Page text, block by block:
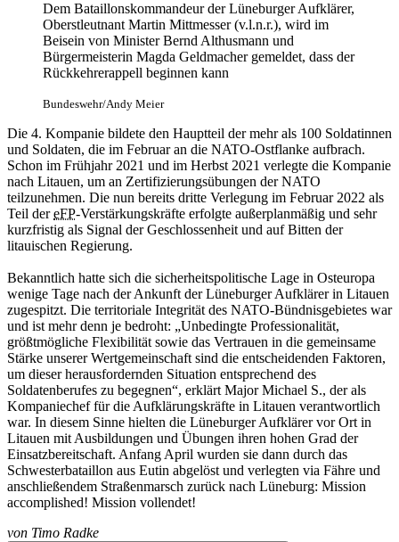
Dem Bataillonskommandeur der Lüneburger Aufklärer,
Oberstleutnant Martin Mittmesser (v.l.n.r.), wird im
Beisein von Minister Bernd Althusmann und
Bürgermeisterin Magda Geldmacher gemeldet, dass der
Rückkehrerappell beginnen kann
Bundeswehr/Andy Meier
Die 4. Kompanie bildete den Hauptteil der mehr als 100 Soldatinnen
und Soldaten, die im Februar an die NATO-Ostflanke aufbrach.
Schon im Frühjahr 2021 und im Herbst 2021 verlegte die Kompanie
nach Litauen, um an Zertifizierungsübungen der NATO
teilzunehmen. Die nun bereits dritte Verlegung im Februar 2022 als
Teil dereFP-Verstärkungskräfte erfolgte außerplanmäßig und sehr
kurzfristig als Signal der Geschlossenheit und auf Bitten der
litauischen Regierung.
Bekanntlich hatte sich die sicherheitspolitische Lage in Osteuropa
wenige Tage nach der Ankunft der Lüneburger Aufklärer in Litauen
zugespitzt. Die territoriale Integrität des NATO-Bündnisgebietes war
und ist mehr denn je bedroht: „Unbedingte Professionalität,
größtmögliche Flexibilität sowie das Vertrauen in die gemeinsame
Stärke unserer Wertgemeinschaft sind die entscheidenden Faktoren,
um dieser herausfordernden Situation entsprechend des
Soldatenberufes zu begegnen“, erklärt Major Michael S., der als
Kompaniechef für die Aufklärungskräfte in Litauen verantwortlich
war. In diesem Sinne hielten die Lüneburger Aufklärer vor Ort in
Litauen mit Ausbildungen und Übungen ihren hohen Grad der
Einsatzbereitschaft. Anfang April wurden sie dann durch das
Schwesterbataillon aus Eutin abgelöst und verlegten via Fähre und
anschließendem Straßenmarsch zurück nach Lüneburg: Mission
accomplished! Mission vollendet!
von Timo Radke